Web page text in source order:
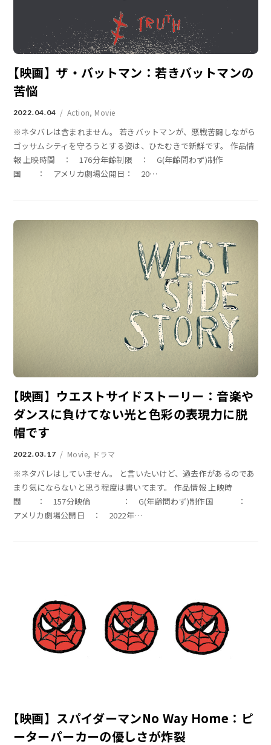
【映画】ザ・バットマン：若きバットマンの
苦悩
2022.04.04 Action, Movie
※ネタバレは含まれません。 若きバットマンが、悪戦苦闘しながら
ゴッサムシティを守ろうとする姿は、ひたむきで新鮮です。 作品情
報 上映時間 ： 176分年齢制限 ： G(年齢問わず)制作
国 ： アメリカ劇場公開日： 20…
【映画】ウエストサイドストーリー：音楽や
ダンスに負けてない光と色彩の表現力に脱
帽です
2022.03.17 Movie, ドラマ
※ネタバレはしていません。 と言いたいけど、過去作があるのであ
まり気にならないと思う程度は書いてます。 作品情報 上映時
間 ： 157分映倫 ： G(年齢問わず)制作国 ：
アメリカ劇場公開日 ： 2022年…
【映画】スパイダーマンNo Way Home：ピ
ーターパーカーの優しさが炸裂